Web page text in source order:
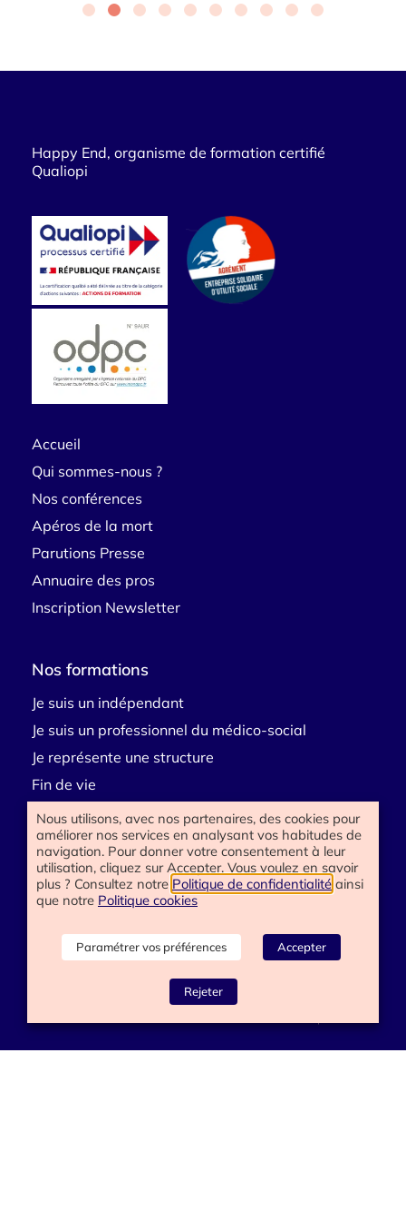
Happy End, organisme de formation certifié
Qualiopi
Accueil
Qui sommes-nous ?
Nos conférences
Apéros de la mort
Parutions Presse
Annuaire des pros
Inscription Newsletter
Nos formations
Je suis un indépendant
Je suis un professionnel du médico-social
Je représente une structure
Fin de vie
Deuil
Handicap
E-learning
Contactez-nous
Nous utilisons, avec nos partenaires, des cookies pour
améliorer nos services en analysant vos habitudes de
navigation. Pour donner votre consentement à leur
utilisation, cliquez sur Accepter. Vous voulez en savoir
plus ? Consultez notre Politique de confidentialité ainsi
que notre Politique cookies
Paramétrer vos préférences Accepter
Rejeter